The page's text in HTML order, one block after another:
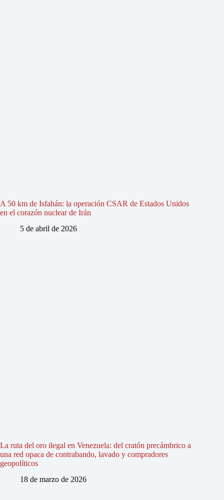
A 50 km de Isfahán: la operación CSAR de Estados Unidos
en el corazón nuclear de Irán
5 de abril de 2026
La ruta del oro ilegal en Venezuela: del cratón precámbrico a
una red opaca de contrabando, lavado y compradores
geopolíticos
18 de marzo de 2026